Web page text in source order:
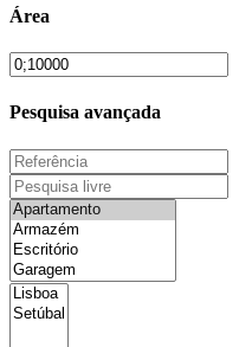
Área
Pesquisa avançada